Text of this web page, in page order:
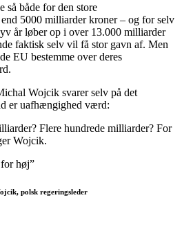
så både for den store
5000 milliarder kroner – og for selv
år løber op i over 13.000 milliarder
faktisk selv vil få stor gavn af. Men
EU bestemme over deres
Wojcik svarer selv på det
er uafhængighed værd:
Flere hundrede milliarder? For
Wojcik.
høj”
polsk regeringsleder